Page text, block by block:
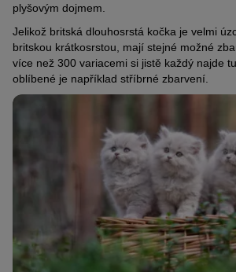
plyšovým dojmem.
Jelikož britská dlouhosrstá kočka je velmi
britskou krátkosrstou, mají stejné možné
více než 300 variacemi si jistě každý najde tu
oblíbené je například stříbrné zbarvení.